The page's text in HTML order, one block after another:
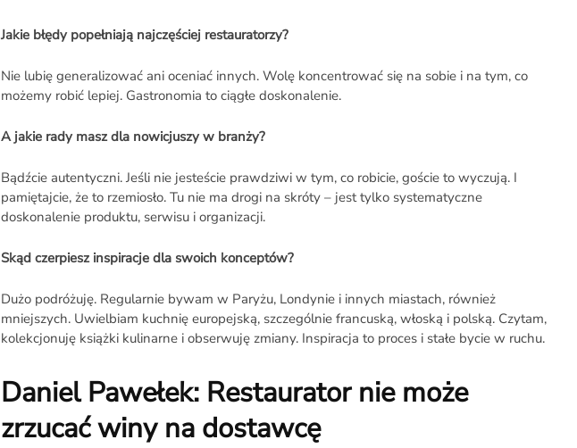
Search
Jakie błędy popełniają najczęściej restauratorzy?
Nie lubię generalizować ani oceniać innych. Wolę koncentrować się na sobie i na tym, co
możemy robić lepiej. Gastronomia to ciągłe doskonalenie.
A jakie rady masz dla nowicjuszy w branży?
Bądźcie autentyczni. Jeśli nie jesteście prawdziwi w tym, co robicie, goście to wyczują. I
pamiętajcie, że to rzemiosło. Tu nie ma drogi na skróty – jest tylko systematyczne
doskonalenie produktu, serwisu i organizacji.
Skąd czerpiesz inspiracje dla swoich konceptów?
Dużo podróżuję. Regularnie bywam w Paryżu, Londynie i innych miastach, również
mniejszych. Uwielbiam kuchnię europejską, szczególnie francuską, włoską i polską. Czytam,
kolekcjonuję książki kulinarne i obserwuję zmiany. Inspiracja to proces i stałe bycie w ruchu.
Daniel Pawełek: Restaurator nie może
zrzucać winy na dostawcę